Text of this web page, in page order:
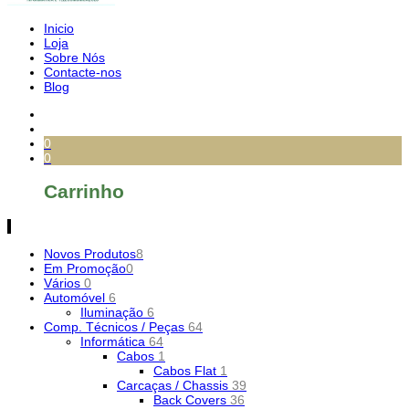
Inicio
Loja
Sobre Nós
Contacte-nos
Blog
0
0
Carrinho
Novos Produtos8
Em Promoção0
Vários 0
Automóvel 6
Iluminação 6
Comp. Técnicos / Peças 64
Informática 64
Cabos 1
Cabos Flat 1
Carcaças / Chassis 39
Back Covers 36